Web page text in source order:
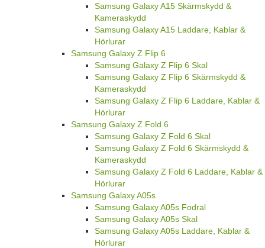
Samsung Galaxy A15 Skärmskydd &
Kameraskydd
Samsung Galaxy A15 Laddare, Kablar &
Hörlurar
Samsung Galaxy Z Flip 6
Samsung Galaxy Z Flip 6 Skal
Samsung Galaxy Z Flip 6 Skärmskydd &
Kameraskydd
Samsung Galaxy Z Flip 6 Laddare, Kablar &
Hörlurar
Samsung Galaxy Z Fold 6
Samsung Galaxy Z Fold 6 Skal
Samsung Galaxy Z Fold 6 Skärmskydd &
Kameraskydd
Samsung Galaxy Z Fold 6 Laddare, Kablar &
Hörlurar
Samsung Galaxy A05s
Samsung Galaxy A05s Fodral
Samsung Galaxy A05s Skal
Samsung Galaxy A05s Laddare, Kablar &
Hörlurar